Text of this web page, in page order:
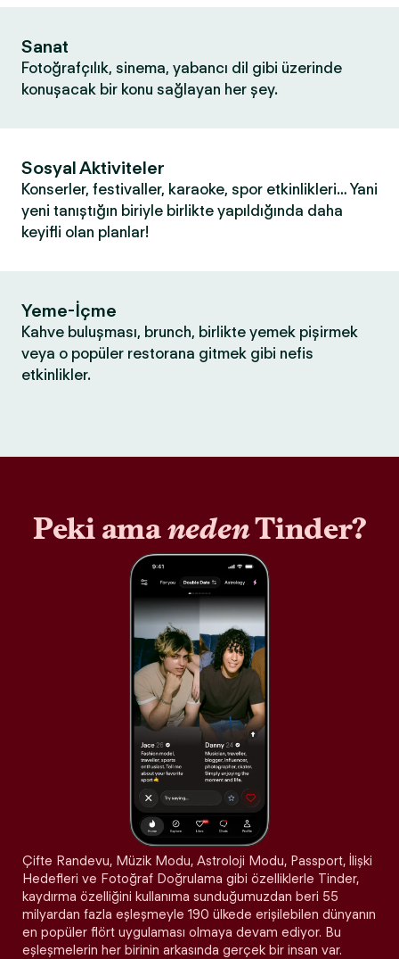
Sanat
Fotoğrafçılık, sinema, yabancı dil gibi üzerinde
konuşacak bir konu sağlayan her şey.
Sosyal Aktiviteler
Konserler, festivaller, karaoke, spor etkinlikleri… Yani
yeni tanıştığın biriyle birlikte yapıldığında daha
keyifli olan planlar!
Yeme-İçme
Kahve buluşması, brunch, birlikte yemek pişirmek
veya o popüler restorana gitmek gibi nefis
etkinlikler.
Peki amanedenTinder?
Çifte Randevu, Müzik Modu, Astroloji Modu, Passport, İlişki
Hedefleri ve Fotoğraf Doğrulama gibi özelliklerle Tinder,
kaydırma özelliğini kullanıma sunduğumuzdan beri 55
milyardan fazla eşleşmeyle 190 ülkede erişilebilen dünyanın
en popüler flört uygulaması olmaya devam ediyor. Bu
eşleşmelerin her birinin arkasında gerçek bir insan var.